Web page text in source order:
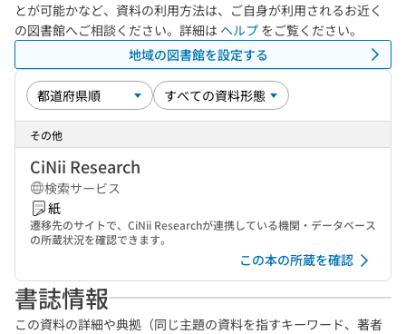
とが可能かなど、資料の利用方法は、ご自身が利用されるお近く
の図書館へご相談ください。詳細は ヘルプ をご覧ください。
地域の図書館を設定する
その他
CiNii Research
検索サービス
紙
遷移先のサイトで、CiNii Researchが連携している機関・データベース
の所蔵状況を確認できます。
この本の所蔵を確認
書誌情報
この資料の詳細や典拠（同じ主題の資料を指すキーワード、著者